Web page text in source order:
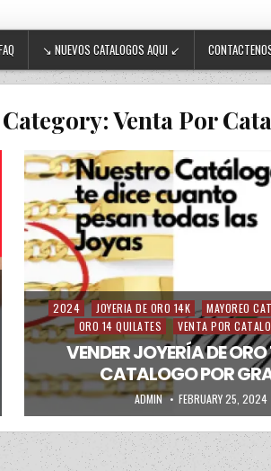
↘ NUEVOS CATALOGOS AQUI ↙
Category:Venta Por
Posted in
2024 JOYERIA DE ORO 14K
MAYOREO
ORO 14 QUILATES
VENTA POR
VENDER JOYERÍA DE
CATALOGO POR
AUTHOR:
ADMIN PUBLISHED DATE:
FEBRUARY 25, 2024